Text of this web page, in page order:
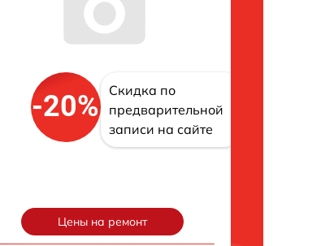
-20%
Скидка по
предварительной
записи на сайте
Цены на ремонт